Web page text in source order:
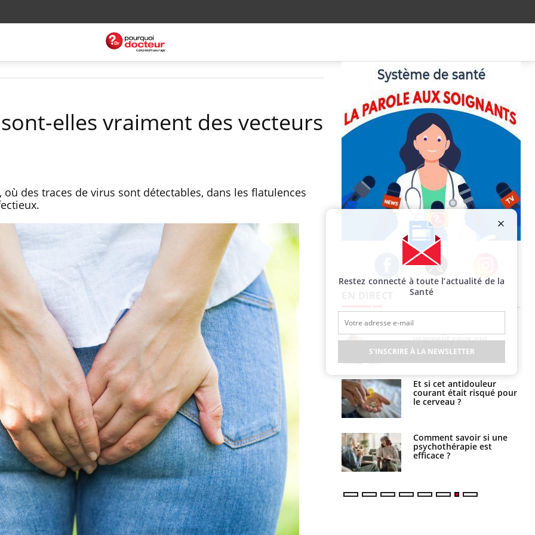
elles vraiment des vecteurs
où des traces de virus sont détectables, dans les flatulences
Facebook Twitter Instagram
Cerveau : le mystère de la
"madeleine de Proust"
enfin expliqué
Intolérance au gluten : les
nouvelles
recommandations de la
HAS
Insuffisance cardiaque :
comment mieux la
prévenir
Le décalage des horaires
d'été : quel impact sur le
sommeil ?
Grossesse : ces polluants
pourraient influencer le
poids des enfants
Autisme : pourquoi le
cerveau reconnaît-il les
visages autrement ?
vraiment ceux qui
cherchent à dorer leur
peau ?
Et si cet antidouleur
courant était risqué pour
le cerveau ?
Comment savoir si une
psychothérapie est
efficace ?
Restez connecté à toute l’actualité de la
Santé
S'INSCRIRE À LA NEWSLETTER